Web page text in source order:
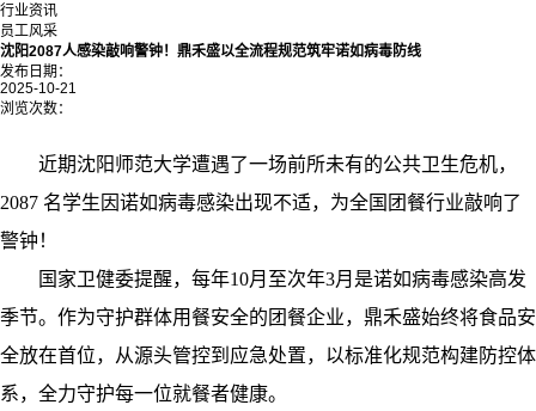
行业资讯
员工风采
沈阳2087人感染敲响警钟！鼎禾盛以全流程规范筑牢诺如病毒防线
发布日期：
2025-10-21
浏览次数：
近期沈阳师范大学遭遇了一场前所未有的公共卫生危机，
2087 名学生因诺如病毒感染出现不适，为全国团餐行业敲响了
警钟！
国家卫健委提醒，每年10月至次年3月是诺如病毒感染高发
季节。作为守护群体用餐安全的团餐企业，鼎禾盛始终将食品安
全放在首位，从源头管控到应急处置，以标准化规范构建防控体
系，全力守护每一位就餐者健康。